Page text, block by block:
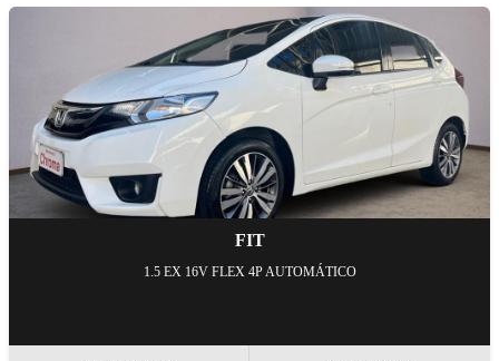
FIT
1.5 EX 16V FLEX 4P AUTOMÁTICO